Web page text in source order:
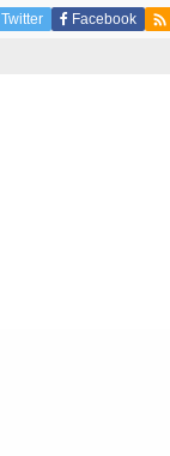
Twitter Facebook 